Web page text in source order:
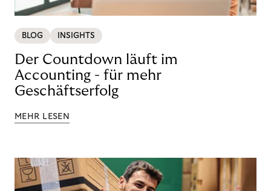
BLOG INSIGHTS
Der Countdown läuft im
Accounting - für mehr
Geschäftserfolg
MEHR LESEN